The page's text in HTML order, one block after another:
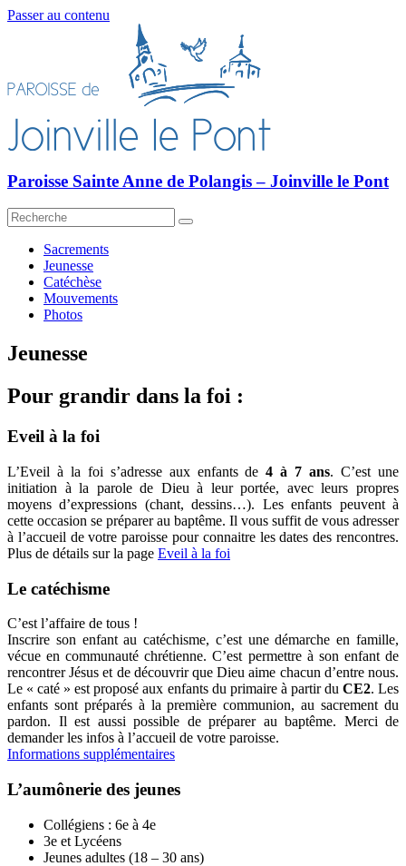
Passer au contenu
Paroisse Sainte Anne de Polangis – Joinville le Pont
Sacrements
Jeunesse
Catéchèse
Mouvements
Photos
Jeunesse
Pour grandir dans la foi :
Eveil à la foi
L’Eveil à la foi s’adresse aux enfants de4 à 7 ans. C’est une
initiation à la parole de Dieu à leur portée, avec leurs propres
moyens d’expressions (chant, dessins…). Les enfants peuvent à
cette occasion se préparer au baptême. Il vous suffit de vous adresser
à l’accueil de votre paroisse pour connaitre les dates des rencontres.
Plus de détails sur la page Eveil à la foi
Le catéchisme
C’est l’affaire de tous !
Inscrire son enfant au catéchisme, c’est une démarche en famille,
vécue en communauté chrétienne. C’est permettre à son enfant de
rencontrer Jésus et de découvrir que Dieu aime chacun d’entre nous.
Le « caté » est proposé aux enfants du primaire à partir du CE2. Les
enfants sont préparés à la première communion, au sacrement du
pardon. Il est aussi possible de préparer au baptême. Merci de
demander les infos à l’accueil de votre paroisse.
Informations supplémentaires
L’aumônerie des jeunes
Collégiens : 6e à 4e
3e et Lycéens
Jeunes adultes (18 – 30 ans)